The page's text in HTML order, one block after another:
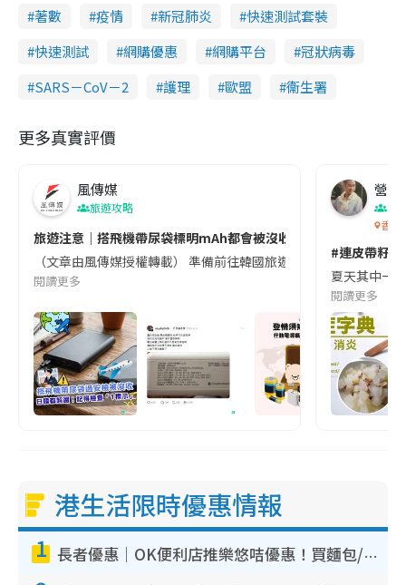
著數 疫情 新冠肺炎
快速測試套裝
快速測試
網購優惠 網購平台
冠狀病毒
SARS－CoV－2
護理 歐盟 衞生署
更多真實評價
風傳媒
旅遊攻略
旅遊注意｜搭飛機帶尿袋標明mAh都會被沒收😱出發前切記檢查
（文章由風傳媒授權轉載） 準備前往韓國旅遊的民眾，近期要
閱讀更多
營養
香港
#連皮帶籽
夏天其中一
閱讀更多
港生活限時優惠情報
1 長者優惠｜OK便利店推樂悠咭優惠！買麵包/牛奶/保健品拍卡即減